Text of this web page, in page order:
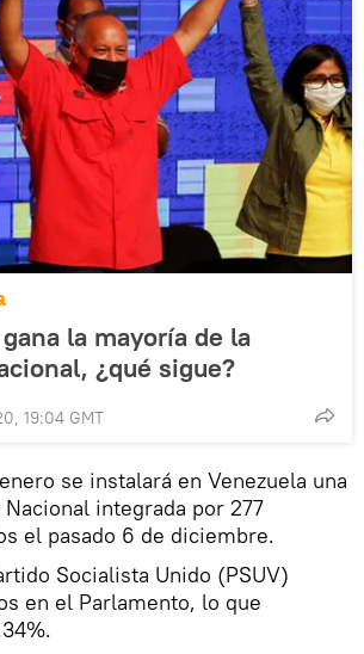
la mayoría de la
¿qué sigue?
19:04 GMT
se instalará en Venezuela una
integrada por 277
el pasado 6 de diciembre.
Socialista Unido (PSUV)
en el Parlamento, lo que